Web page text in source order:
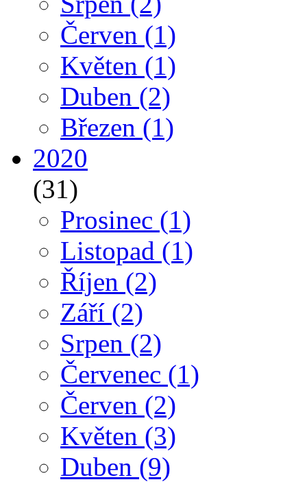
Červen (1)
Květen (1)
Duben (2)
Březen (1)
2020
(31)
Prosinec (1)
Listopad (1)
Říjen (2)
Září (2)
Srpen (2)
Červenec (1)
Červen (2)
Květen (3)
Duben (9)